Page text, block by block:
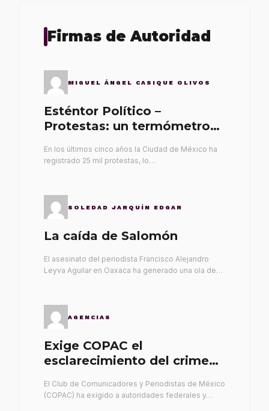
Firmas de Autoridad
MIGUEL ÁNGEL CASIQUE OLIVOS
Esténtor Político –
Protestas: un termómetro
En los últimos cinco años la Ciudad de México ha
registrado 25 mil protestas, lo…
SOLEDAD JARQUÍN EDGAR
La caída de Salomón
El asesinato del periodista Francisco Alejandro
Leyva Aguilar en Oaxaca ha generado una ola de…
AGENCIAS
Exige COPAC el
esclarecimiento del crimen
El Club de Comunicadores y Periodistas de México
(COPAC) ha exigido a autoridades federales y…